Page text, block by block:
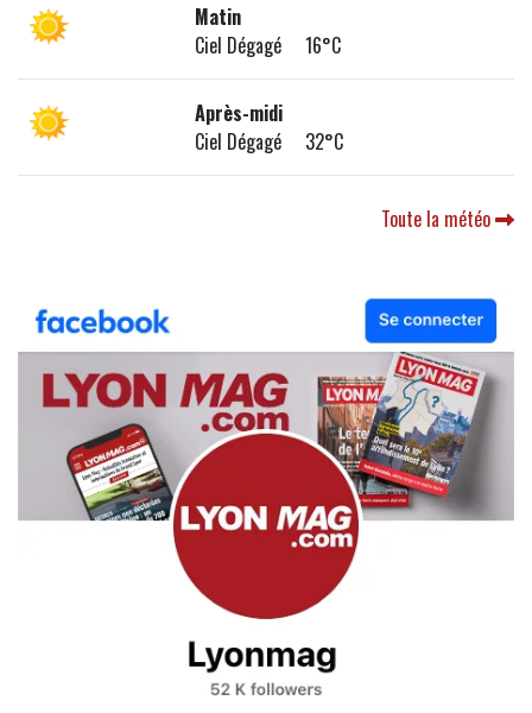
Matin
Ciel Dégagé 16°C
Après-midi
Ciel Dégagé 32°C
Toute la météo